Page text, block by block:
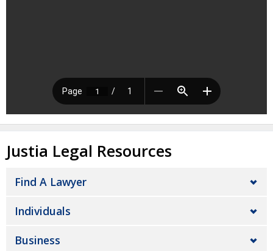
Justia Legal Resources
Find A Lawyer
Individuals
Business